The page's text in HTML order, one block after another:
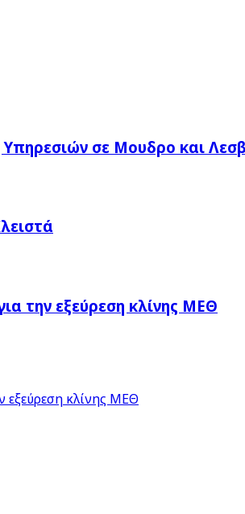
Υπηρεσιών σε Μουδρο και
την εξεύρεση κλίνης ΜΕΘ
κλίνης ΜΕΘ